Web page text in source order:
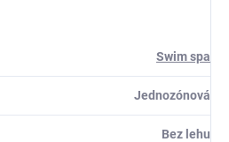
Swim spa
Jednozónová
Bez lehu